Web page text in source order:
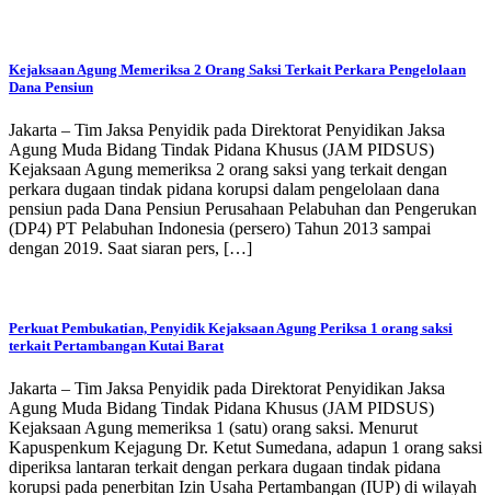
Kejaksaan Agung Memeriksa 2 Orang Saksi Terkait Perkara Pengelolaan
Dana Pensiun
Jakarta – Tim Jaksa Penyidik pada Direktorat Penyidikan Jaksa
Agung Muda Bidang Tindak Pidana Khusus (JAM PIDSUS)
Kejaksaan Agung memeriksa 2 orang saksi yang terkait dengan
perkara dugaan tindak pidana korupsi dalam pengelolaan dana
pensiun pada Dana Pensiun Perusahaan Pelabuhan dan Pengerukan
(DP4) PT Pelabuhan Indonesia (persero) Tahun 2013 sampai
dengan 2019. Saat siaran pers, […]
Perkuat Pembukatian, Penyidik Kejaksaan Agung Periksa 1 orang saksi
terkait Pertambangan Kutai Barat
Jakarta – Tim Jaksa Penyidik pada Direktorat Penyidikan Jaksa
Agung Muda Bidang Tindak Pidana Khusus (JAM PIDSUS)
Kejaksaan Agung memeriksa 1 (satu) orang saksi. Menurut
Kapuspenkum Kejagung Dr. Ketut Sumedana, adapun 1 orang saksi
diperiksa lantaran terkait dengan perkara dugaan tindak pidana
korupsi pada penerbitan Izin Usaha Pertambangan (IUP) di wilayah